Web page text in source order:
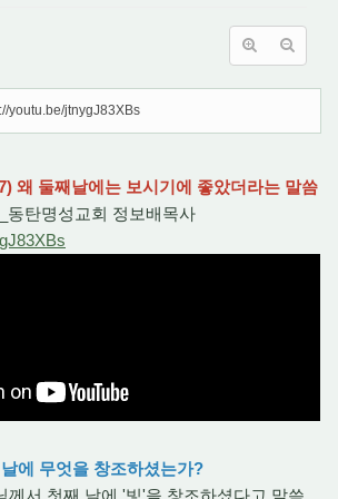
youtu.be/jtnygJ83XBs
왜 둘째날에는 보시기에 좋았더라는 말씀
_동탄명성교회 정보배목사
에 무엇을 창조하셨는가?
께서 첫째 날에 '빛'을 창조하셨다고 말씀